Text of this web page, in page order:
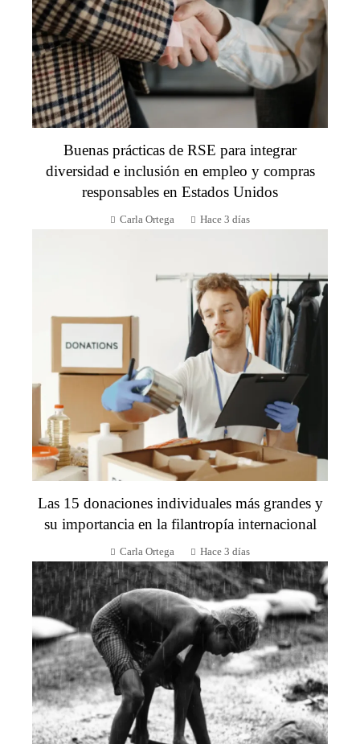
Buenas prácticas de RSE para integrar
diversidad e inclusión en empleo y compras
responsables en Estados Unidos
Carla Ortega Hace 3 días
Las 15 donaciones individuales más grandes y
su importancia en la filantropía internacional
Carla Ortega Hace 3 días